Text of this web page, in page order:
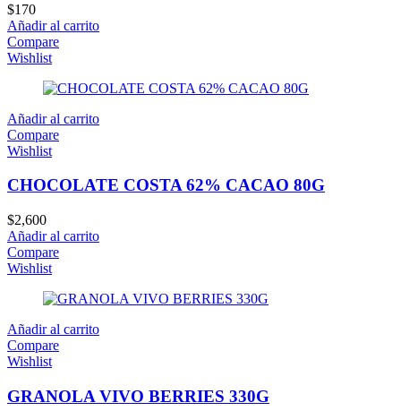
$170
Añadir al carrito
Compare
Wishlist
Añadir al carrito
Compare
Wishlist
CHOCOLATE COSTA 62% CACAO 80G
$2,600
Añadir al carrito
Compare
Wishlist
Añadir al carrito
Compare
Wishlist
GRANOLA VIVO BERRIES 330G